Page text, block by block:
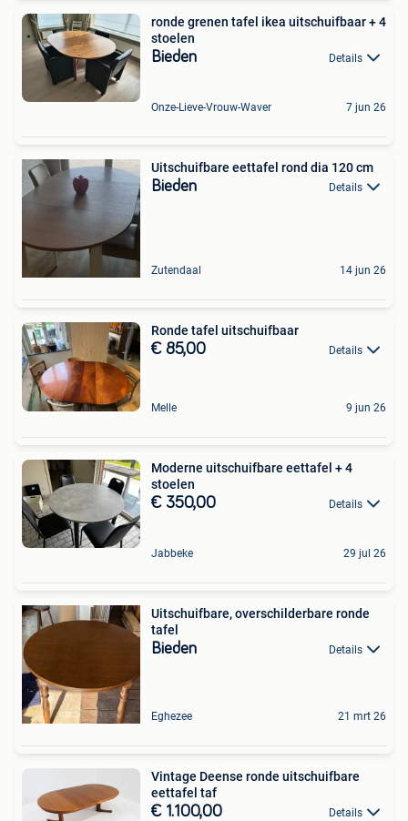
ronde grenen tafel ikea uitschuifbaar + 4
stoelen
Bieden Details
Onze-Lieve-Vrouw-Waver 7 jun 26
Uitschuifbare eettafel rond dia 120 cm
Bieden Details
Zutendaal 14 jun 26
Ronde tafel uitschuifbaar
€ 85,00 Details
Melle 9 jun 26
Moderne uitschuifbare eettafel + 4
stoelen
€ 350,00 Details
Jabbeke 29 jul 26
Uitschuifbare, overschilderbare ronde
tafel
Bieden Details
Eghezee 21 mrt 26
Vintage Deense ronde uitschuifbare
eettafel taf
€ 1.100,00 Details